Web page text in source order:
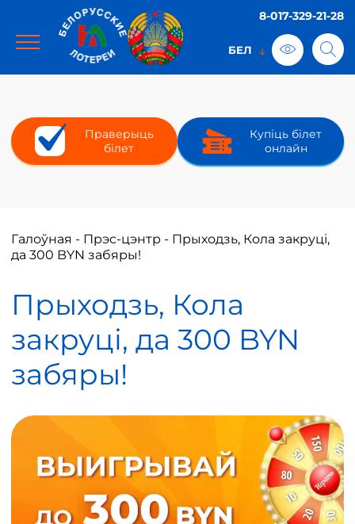
8-017-329-21-28
Праверыць
білет
Купіць білет
онлайн
Галоўная - Прэс-цэнтр - Прыходзь, Кола закруці,
да 300 BYN забяры!
Прыходзь, Кола
закруці, да 300 BYN
забяры!